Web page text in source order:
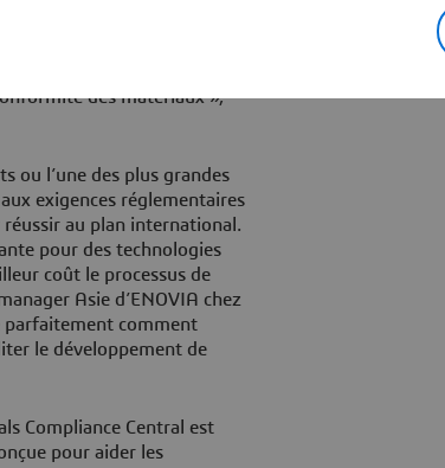
d’enrichir notre
le lancement de la TÜV
aide nos clients à mieux
des matériaux »,
ou l’une des plus grandes
exigences réglementaires
au plan international.
pour des technologies
coût le processus de
Asie d’ENOVIA chez
parfaitement comment
le développement de
Compliance Central est
pour aider les